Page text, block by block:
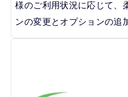
様のご利用状況に応じて、
ンの変更とオプションの追